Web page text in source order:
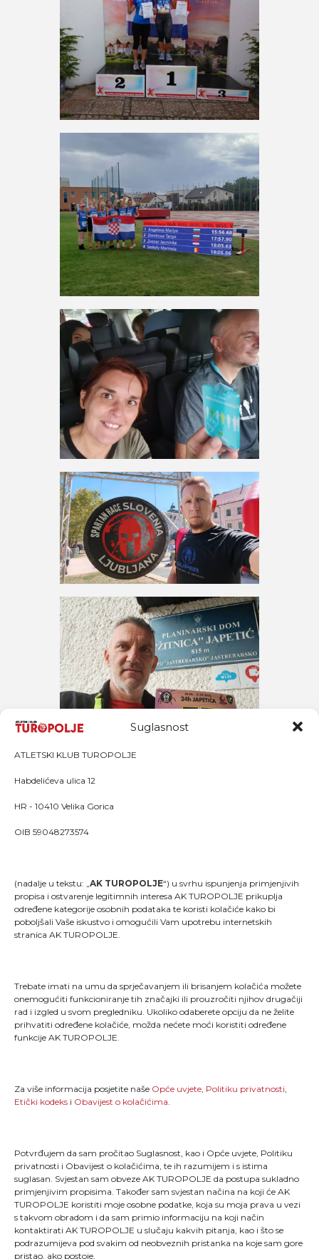
Suglasnost
ATLETSKI KLUB TUROPOLJE
Habdelićeva ulica 12
HR - 10410 Velika Gorica
OIB 59048273574
(nadalje u tekstu: „AK TUROPOLJE“) u svrhu ispunjenja primjenjivih
propisa i ostvarenje legitimnih interesa AK TUROPOLJE prikuplja
određene kategorije osobnih podataka te koristi kolačiće kako bi
poboljšali Vaše iskustvo i omogućili Vam upotrebu internetskih
stranica AK TUROPOLJE.
Trebate imati na umu da sprječavanjem ili brisanjem kolačića možete
onemogućiti funkcioniranje tih značajki ili prouzročiti njihov drugačiji
rad i izgled u svom pregledniku. Ukoliko odaberete opciju da ne želite
prihvatiti određene kolačiće, možda nećete moći koristiti određene
funkcije AK TUROPOLJE.
Za više informacija posjetite naše Opće uvjete, Politiku privatnosti,
Etički kodeks i Obavijest o kolačićima.
Potvrđujem da sam pročitao Suglasnost, kao i Opće uvjete, Politiku
privatnosti i Obavijest o kolačićima, te ih razumijem i s istima
suglasan. Svjestan sam obveze AK TUROPOLJE da postupa sukladno
primjenjivim propisima. Također sam svjestan načina na koji će AK
TUROPOLJE koristiti moje osobne podatke, koja su moja prava u vezi
s takvom obradom i da sam primio informaciju na koji način
kontaktirati AK TUROPOLJE u slučaju kakvih pitanja, kao i što se
podrazumijeva pod svakim od neobveznih pristanka na koje sam gore
pristao, ako postoje.
"Kao što svaki trkač zna, trčanje je više od pukog
stavljanja jedne noge ispred druge; ono je način života
i dio onoga što jesmo."
MENU
TLTT
O nama
Turopoljski trail
Kontakt
OPĆI UVJETI
Etički kodeks